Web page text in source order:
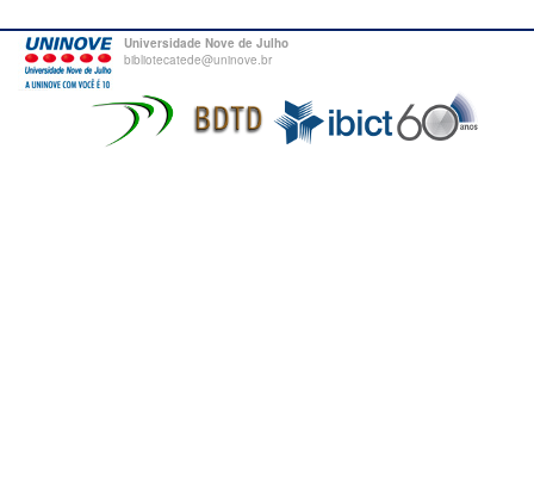
Universidade Nove de Julho
bibliotecatede@uninove.br